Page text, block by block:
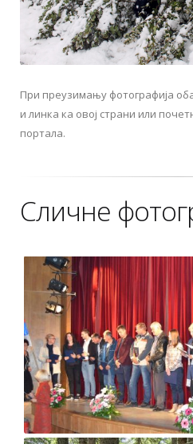
При преузимању фотографија
и линка ка овој страни или
портала.
Сличне